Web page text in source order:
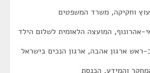
וחקיקה, משרד המשפטים
אהרונוף, המועצה הלאומית לשלום הילד
ראש ארגון אהבה, ארגון הנכים בישראל
והמידע, הכנסת